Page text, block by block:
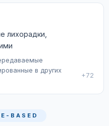
лихорадки,
в других
+72
BASED